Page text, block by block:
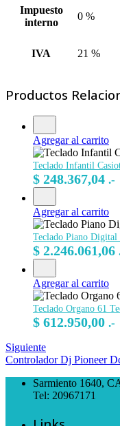
Impuesto
interno
0 %
IVA 21 %
Productos
Agregar al carrito
Teclado Infantil
$ 248.367,04 .-
Agregar al carrito
Teclado Piano Digital
$ 2.246.061,06
Agregar al carrito
Teclado Organo 61
$ 612.950,00 .-
Siguiente
Controlador Dj Pioneer
Sarmiento 1640,
Tel: 20967171